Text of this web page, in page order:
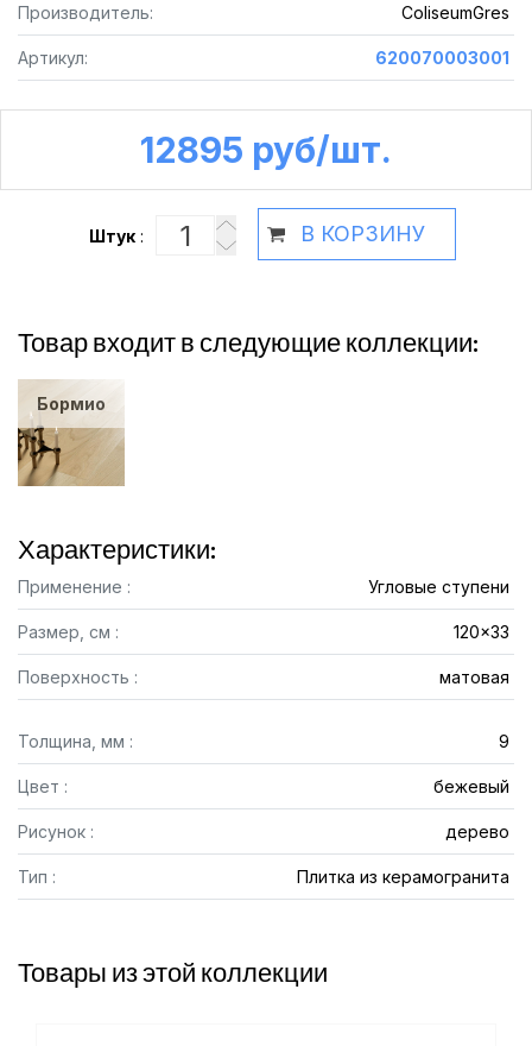
Производитель: ColiseumGres
Артикул: 620070003001
12895 руб /шт.
Штук: В КОРЗИНУ
Товар входит в следующие коллекции:
Бормио
Характеристики:
Применение : Угловые ступени
Размер, см : 120x33
Поверхность : матовая
Толщина, мм : 9
Цвет : бежевый
Рисунок : дерево
Тип : Плитка из керамогранита
Товары из этой коллекции